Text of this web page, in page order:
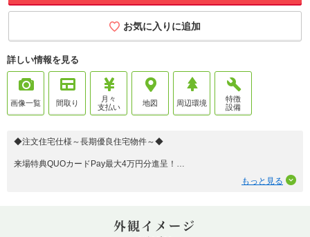
お気に入りに追加
詳しい情報を見る
画像一覧 間取り
月々
支払い
地図 周辺環境
特徴
設備
◆注文住宅仕様～長期優良住宅物件～◆
来場特典QUOカードPay最大4万円分進呈！
☆☆設備や仕様、性能などは全てが注文住宅仕様
もっと見る